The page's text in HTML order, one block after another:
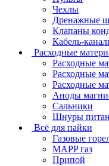
Чехлы
Дренажные
Клапаны
Кабель-
Расходные
Расходные
Расходные
Расходные
Аноды
Сальники
Шнуры
Всё для пайки
Газовые
MAPP газ
Припой